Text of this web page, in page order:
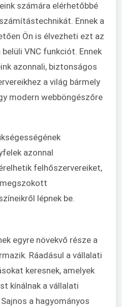
számára elérhetőbbé
Ennek a
Ön is élvezheti ezt az
VNC funkciót. Ennek
azonnali, biztonságos
a világ bármely
modern webböngészőre
azonnal
felhőszervereiket,
megszokott
lépnek be.
egyre növekvő része a
Ráadásul a vállalati
keresnek, amelyek
kínálnak a vállalati
a hagyományos